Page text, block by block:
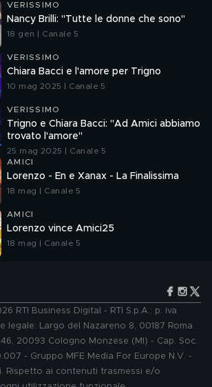
VERISSIMO
Nancy Brilli: "Tutte le donne che sono"
18 gen | Canale 5
VERISSIMO
Chiara Bacci e l'amore per Trigno
10 mag 2025 | Canale 5
VERISSIMO
Trigno e Chiara Bacci: "Ad Amici abbiamo
trovato l'amore"
25 mag 2025 | Canale 5
AMICI
Lorenzo - En e Xanax - La Finalissima
18 mag | Canale 5
AMICI
Lorenzo vince Amici25
18 mag | Canale 5
RTI Business Digital - RTI S.p.A.: p. iva
legale: Largo del Nazareno 8, 00187 Roma.
20093 Cologno Monzese (MI) - Cap. Soc.
- Gruppo MFE Media For Europe N.V. -
Rispetto ai contenuti trasmessi e/o